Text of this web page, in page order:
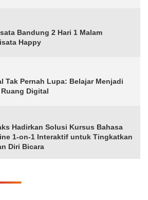
Bandung 2 Hari 1 Malam
Happy
Tak Pernah Lupa: Belajar Menjadi
Digital
Hadirkan Solusi Kursus Bahasa
1-on-1 Interaktif untuk Tingkatkan
Diri Bicara